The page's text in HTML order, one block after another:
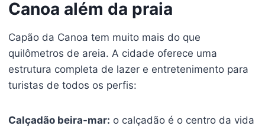
Canoa além da praia
Capão da Canoa tem muito mais do que
quilômetros de areia. A cidade oferece uma
estrutura completa de lazer e entretenimento para
turistas de todos os perfis:
Calçadão beira-mar: o calçadão é o centro da vida